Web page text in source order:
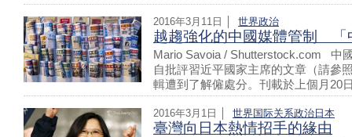
2016年3月11日 │ 世界政治
越趨強化的中國媒體管制 「
Mario Savoia / Shutterstock.com 中
自批評習近平國家主席的文章（請參
輯遭到了解僱處分。刊載於上個月20
2016年3月1日 │ 世界 国际关系政治 日本
臺灣向日本熱情招手的緣由